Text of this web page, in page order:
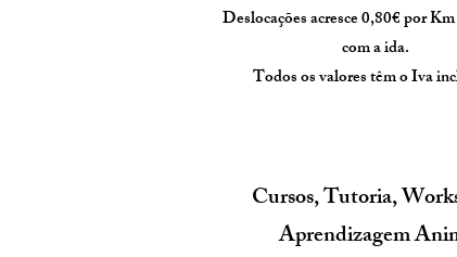
Deslocações acresce 0,80€ por
com a ida.
Todos os valores têm o Iva
Cursos, Tutoria,
Aprendizagem